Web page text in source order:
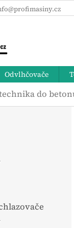
Odvlhčovače
do